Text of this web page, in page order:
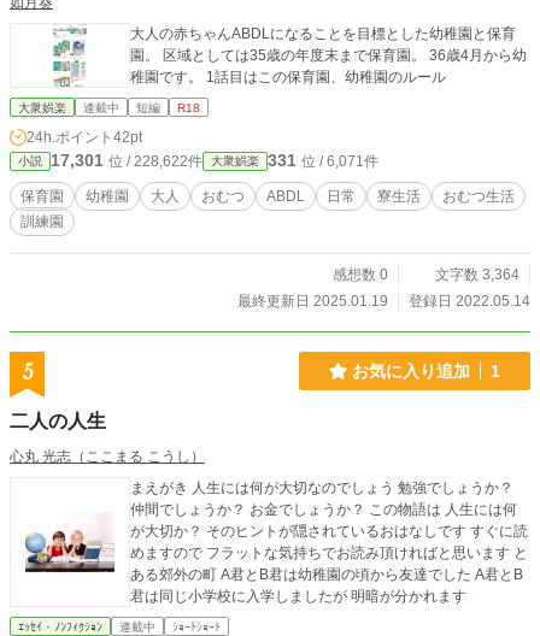
大人の赤ちゃんABDLになることを目標とした幼稚園と保育
園。 区域としては35歳の年度末まで保育園。 36歳4月から幼
稚園です。 1話目はこの保育園、幼稚園のルール
大衆娯楽 連載中 短編 R18
24h.ポイント 42pt
小説 17,301 位 / 228,622件 大衆娯楽 331 位 / 6,071件
保育園 幼稚園 大人 おむつ ABDL 日常 寮生活
おむつ生活
訓練園
感想数 0
文字数 3,364
最終更新日 2025.01.19
登録日 2022.05.14
5 お気に入り追加 1
二人の人生
心丸 光志（ここまる こうし）
まえがき 人生には何が大切なのでしょう 勉強でしょうか？
仲間でしょうか？ お金でしょうか？ この物語は 人生には何
が大切か？ そのヒントが隠されているおはなしです すぐに読
めますので フラットな気持ちでお読み頂ければと思います と
ある郊外の町 A君とB君は幼稚園の頃から友達でした A君とB
君は同じ小学校に入学しましたが 明暗が分かれます
ｴｯｾｲ・ﾉﾝﾌｨｸｼｮﾝ 連載中 ｼｮｰﾄｼｮｰﾄ